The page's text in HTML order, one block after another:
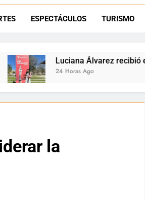
el municipio prepara una gran
ESPECTÁCULOS TURISMO
recibió el Premio San Salvador:
la